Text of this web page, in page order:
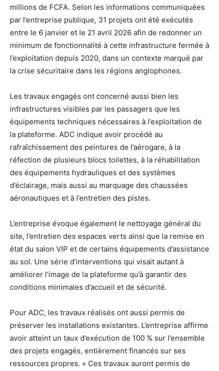
millions de FCFA. Selon les informations communiquées
par l’entreprise publique, 31 projets ont été exécutés
entre le 6 janvier et le 21 avril 2026 afin de redonner un
minimum de fonctionnalité à cette infrastructure fermée à
l’exploitation depuis 2020, dans un contexte marqué par
la crise sécuritaire dans les régions anglophones.
Les travaux engagés ont concerné aussi bien les
infrastructures visibles par les passagers que les
équipements techniques nécessaires à l’exploitation de
la plateforme. ADC indique avoir procédé au
rafraîchissement des peintures de l’aérogare, à la
réfection de plusieurs blocs toilettes, à la réhabilitation
des équipements hydrauliques et des systèmes
d’éclairage, mais aussi au marquage des chaussées
aéronautiques et à l’entretien des pistes.
L’entreprise évoque également le nettoyage général du
site, l’entretien des espaces verts ainsi que la remise en
état du salon VIP et de certains équipements d’assistance
au sol. Une série d’interventions qui visait autant à
améliorer l’image de la plateforme qu’à garantir des
conditions minimales d’accueil et de sécurité.
Pour ADC, les travaux réalisés ont aussi permis de
préserver les installations existantes. L’entreprise affirme
avoir atteint un taux d’exécution de 100 % sur l’ensemble
des projets engagés, entièrement financés sur ses
ressources propres. « Ces travaux auront permis de